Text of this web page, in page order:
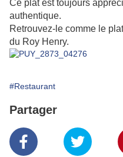
Ce plat est toujours
authentique.
Retrouvez-le comme le
du Roy Henry.
#Restaurant
Partager